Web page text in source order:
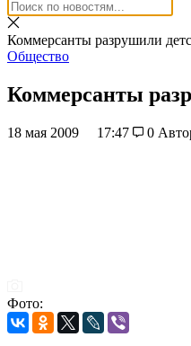
Коммерсанты разрушили
Общество
Коммерсанты
18 мая 2009 17:47 0
Фото: